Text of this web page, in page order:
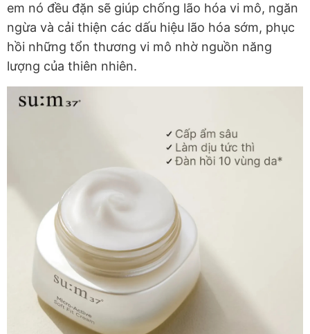
em nó đều đặn sẽ giúp chống lão hóa vi mô, ngăn
ngừa và cải thiện các dấu hiệu lão hóa sớm, phục
hồi những tổn thương vi mô nhờ nguồn năng
lượng của thiên nhiên.